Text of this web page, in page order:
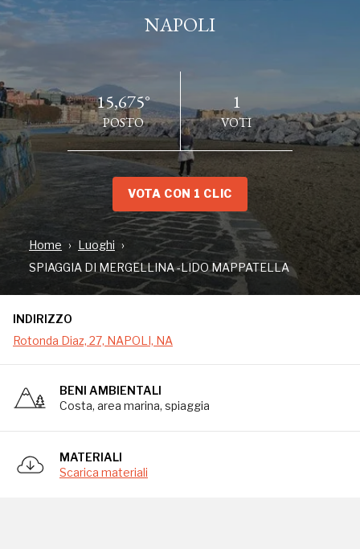
NAPOLI
15,675°
POSTO
1
VOTI
VOTA CON 1 CLIC
Home
Luoghi
SPIAGGIA DI MERGELLINA -LIDO MAPPATELLA
INDIRIZZO
Rotonda Diaz, 27, NAPOLI, NA
BENI AMBIENTALI
Costa, area marina, spiaggia
MATERIALI
Scarica materiali
Rotonda Diaz, 27, NAPOLI, NA
Mappatella Beach, la striminzita spiaggetta situata
davanti alla Rotonda Diaz sul lungomare di Napoli,
l’unico luogo al centro della città dove i cittadini
meno fortunati possono prendere un po’ di sole e
spiaggia ma con tanto cemento e scogliere
artificiali, creato con una colmata a mare pochi anni
dopo l’Unità d’Italia, distruggendo quell’arenile